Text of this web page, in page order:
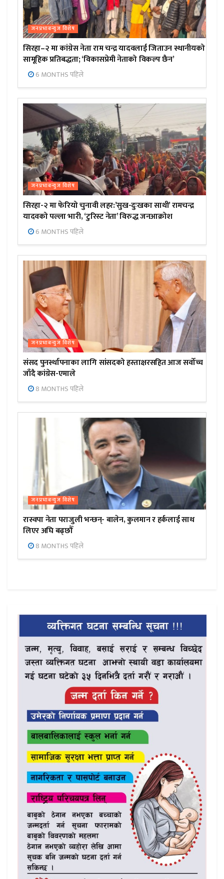
जनप्रभाबन्युज विशेष
सिरहा–२ मा कांग्रेस नेता राम चन्द्र यादवलाई जिताउन स्थानीयको
सामूहिक प्रतिबद्धता; ‘विकासप्रेमी नेताको विकल्प छैन’
6 MONTHS पहिले
जनप्रभाबन्युज विशेष
सिरहा-२ मा फेरियो चुनावी लहर:’सुख-दुःखका साथी’ रामचन्द्र
यादवको पल्ला भारी, ‘टुरिस्ट नेता’ विरुद्ध जनआक्रोश
6 MONTHS पहिले
जनप्रभाबन्युज विशेष
संसद पुनर्स्थापनाका लागि सांसदको हस्ताक्षरसहित आज सर्वोच्च
जाँदै कांग्रेस-एमाले
8 MONTHS पहिले
जनप्रभाबन्युज विशेष
रास्वपा नेता पराजुली भन्छन्- बालेन, कुलमान र हर्कलाई साथ
लिएर अघि बढ्छौँ
8 MONTHS पहिले